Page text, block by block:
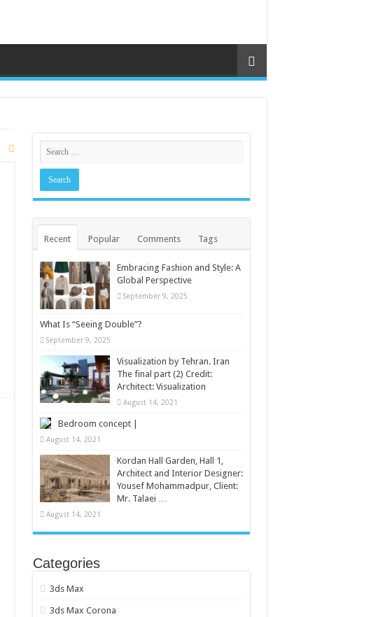
Recent Popular Comments Tags
Embracing Fashion and Style: A
Global Perspective
September 9, 2025
What Is “Seeing Double”?
September 9, 2025
Visualization by Tehran. Iran
The final part (2) Credit:
Architect: Visualization
August 14, 2021
Bedroom concept |
August 14, 2021
Kordan Hall Garden, Hall 1,
Architect and Interior Designer:
Yousef Mohammadpur, Client:
Mr. Talaei …
August 14, 2021
Categories
3ds Max
3ds Max Corona